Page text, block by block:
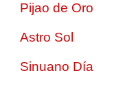
Pijao de Oro
Astro Sol
Sinuano Día